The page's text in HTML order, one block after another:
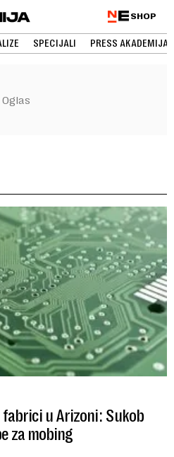
SHOP
SPECIJALI PRESS AKADEMIJA
u Arizoni: Sukob
za mobing